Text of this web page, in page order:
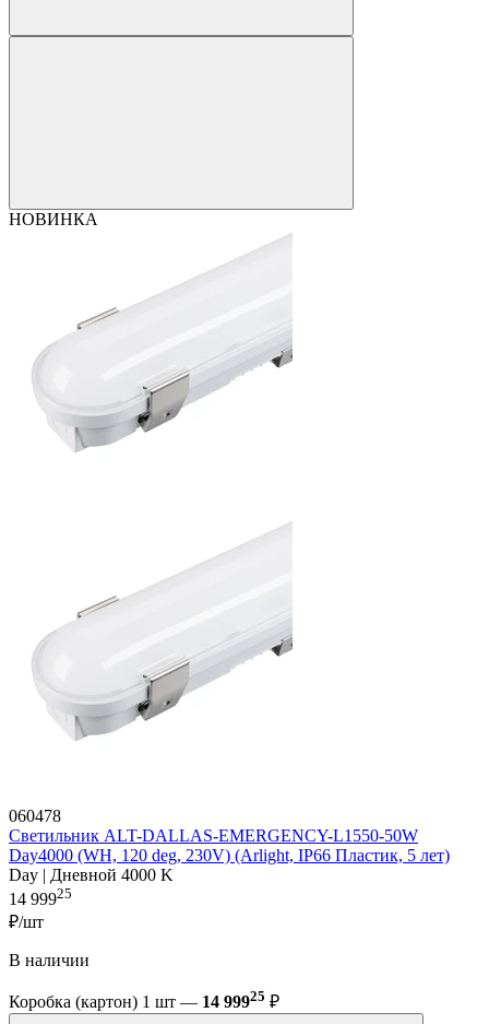
НОВИНКА
060478
Светильник ALT-DALLAS-EMERGENCY-L1550-50W
Day4000 (WH, 120 deg, 230V) (Arlight, IP66 Пластик, 5 лет)
Day | Дневной 4000 K
14 99925
₽/шт
В наличии
Коробка (картон) 1 шт — 14 99925 ₽